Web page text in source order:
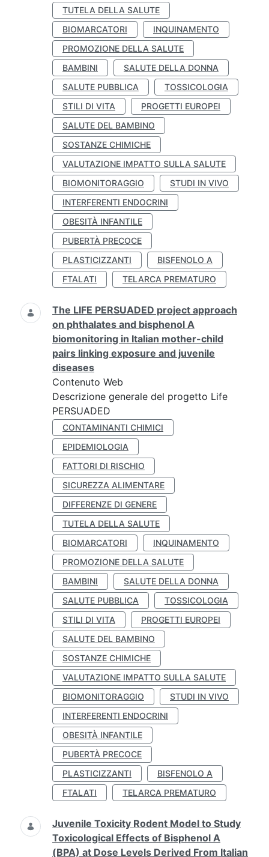
TUTELA DELLA SALUTE
BIOMARCATORI
INQUINAMENTO
PROMOZIONE DELLA SALUTE
BAMBINI
SALUTE DELLA DONNA
SALUTE PUBBLICA
TOSSICOLOGIA
STILI DI VITA
PROGETTI EUROPEI
SALUTE DEL BAMBINO
SOSTANZE CHIMICHE
VALUTAZIONE IMPATTO SULLA SALUTE
BIOMONITORAGGIO
STUDI IN VIVO
INTERFERENTI ENDOCRINI
OBESITÀ INFANTILE
PUBERTÀ PRECOCE
PLASTICIZZANTI
BISFENOLO A
FTALATI
TELARCA PREMATURO
The LIFE PERSUADED project approach
on phthalates and bisphenol A
biomonitoring in Italian mother-child
pairs linking exposure and juvenile
diseases
Contenuto Web
Descrizione generale del progetto Life
PERSUADED
CONTAMINANTI CHIMICI
EPIDEMIOLOGIA
FATTORI DI RISCHIO
SICUREZZA ALIMENTARE
DIFFERENZE DI GENERE
TUTELA DELLA SALUTE
BIOMARCATORI
INQUINAMENTO
PROMOZIONE DELLA SALUTE
BAMBINI
SALUTE DELLA DONNA
SALUTE PUBBLICA
TOSSICOLOGIA
STILI DI VITA
PROGETTI EUROPEI
SALUTE DEL BAMBINO
SOSTANZE CHIMICHE
VALUTAZIONE IMPATTO SULLA SALUTE
BIOMONITORAGGIO
STUDI IN VIVO
INTERFERENTI ENDOCRINI
OBESITÀ INFANTILE
PUBERTÀ PRECOCE
PLASTICIZZANTI
BISFENOLO A
FTALATI
TELARCA PREMATURO
Juvenile Toxicity Rodent Model to Study
Toxicological Effects of Bisphenol A
(BPA) at Dose Levels Derived From Italian